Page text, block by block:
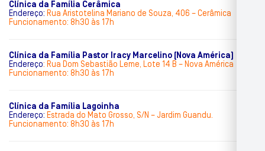
Clínica da Família Cerâmica
Endereço: Rua Aristotelina Mariano de Souza, 406 – Cerâmica
Funcionamento: 8h30 às 17h
Clínica da Família Pastor Iracy Marcelino (Nova América)
Endereço: Rua Dom Sebastião Leme, Lote 14 B – Nova América
Funcionamento: 8h30 às 17h
Clínica da Família Lagoinha
Endereço: Estrada do Mato Grosso, S/N – Jardim Guandu.
Funcionamento: 8h30 às 17h